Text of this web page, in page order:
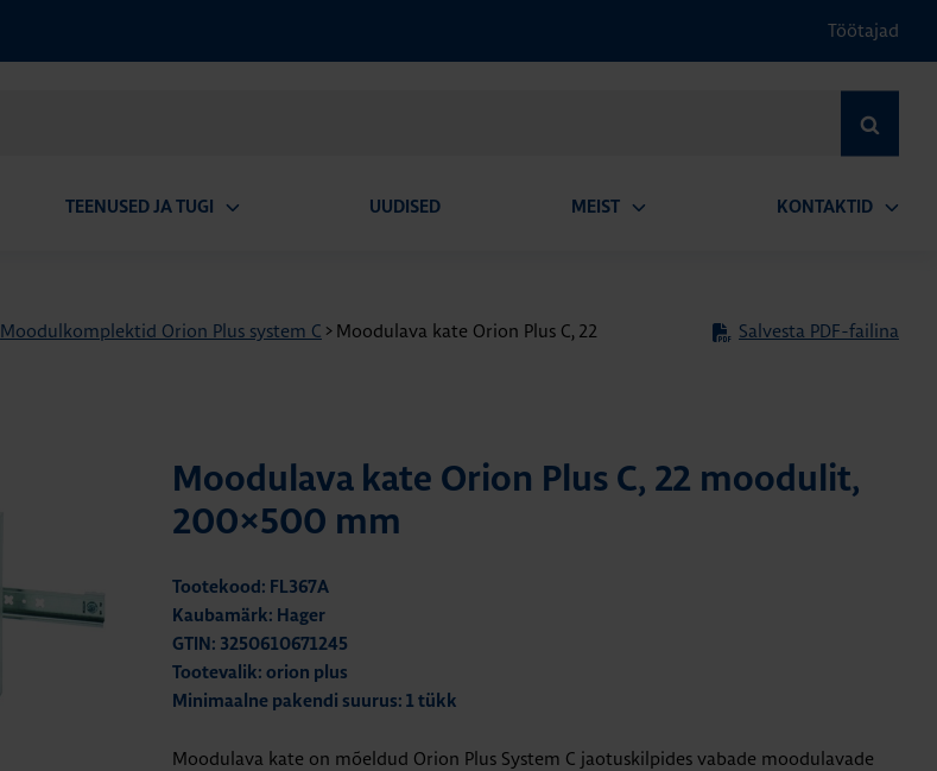
Töötajad
TEENUSED JA TUGI UUDISED MEIST KONTAKTID
Moodulkomplektid Orion Plus system C > Moodulava kate Orion Plus C, 22
Salvesta PDF-failina
Moodulava kate Orion Plus C, 22 moodulit,
200×500 mm
Tootekood: FL367A
Kaubamärk: Hager
GTIN: 3250610671245
Tootevalik: orion plus
Minimaalne pakendi suurus: 1 tükk
Moodulava kate on mõeldud Orion Plus System C jaotuskilpides vabade moodulavade